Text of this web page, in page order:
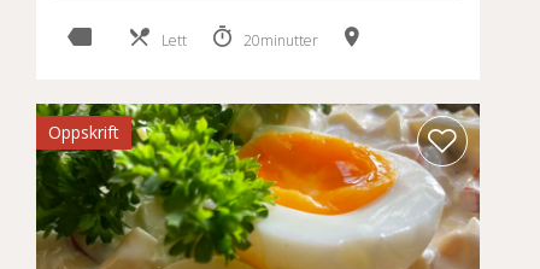
Lett 20minutter
Oppskrift